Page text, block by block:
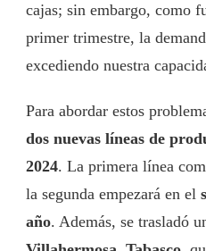
cajas; sin embargo, como
primer trimestre, la
excediendo nuestra
Para abordar estos
dos nuevas líneas de
2024. La primera línea
la segunda empezará en el
año. Además, se trasladó